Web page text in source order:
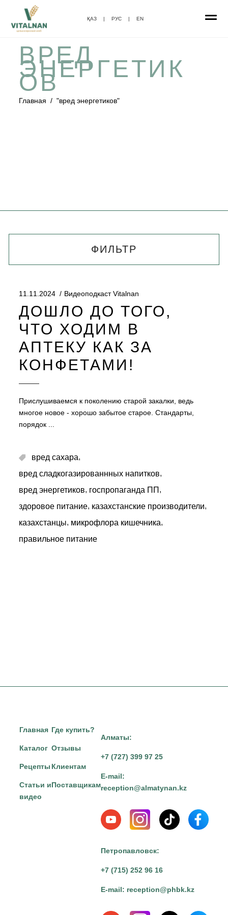
ҚАЗ | РУС | EN
ВРЕД
ЭНЕРГЕТИК
ОВ
Главная / "вред энергетиков"
ФИЛЬТР
11.11.2024 Видеоподкаст Vitalnan
ДОШЛО ДО ТОГО,
ЧТО ХОДИМ В
АПТЕКУ КАК ЗА
КОНФЕТАМИ!
Прислушиваемся к поколению старой закалки, ведь
многое новое - хорошо забытое старое. Стандарты,
порядок
вред сахара,
вред сладкогазированнных напитков,
вред энергетиков, госпропаганда ПП ,
здоровое питание, казахстанские производители,
казахстанцы, микрофлора кишечника,
правильное питание
Главная
Каталог
Рецепты
Статьи и
видео
Где купить?
Отзывы
Клиентам
Поставщикам
Алматы:
+7 (727) 399 97 25
E-mail:
reception@almatynan.kz
Петропавловск:
+7 (715) 252 96 16
E-mail: reception@phbk.kz